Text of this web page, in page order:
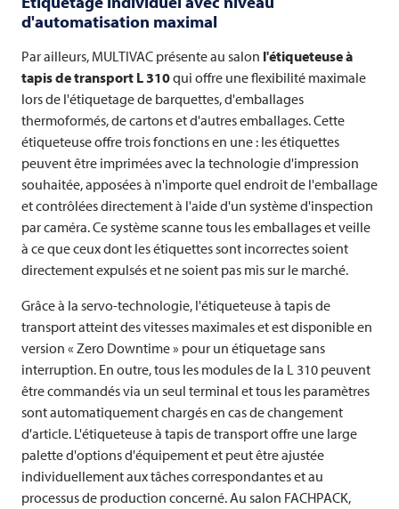
d'automatisation maximal
Par ailleurs, MULTIVAC présente au salon l'étiqueteuse à
tapis de transport L 310qui offre une flexibilité maximale
lors de l'étiquetage de barquettes, d'emballages
thermoformés, de cartons et d'autres emballages. Cette
étiqueteuse offre trois fonctions en une : les étiquettes
peuvent être imprimées avec la technologie d'impression
souhaitée, apposées à n'importe quel endroit de l'emballage
et contrôlées directement à l'aide d'un système d'inspection
par caméra. Ce système scanne tous les emballages et veille
à ce que ceux dont les étiquettes sont incorrectes soient
directement expulsés et ne soient pas mis sur le marché.
Grâce à la servo-technologie, l'étiqueteuse à tapis de
transport atteint des vitesses maximales et est disponible en
version « Zero Downtime » pour un étiquetage sans
interruption. En outre, tous les modules de la L 310 peuvent
être commandés via un seul terminal et tous les paramètres
sont automatiquement chargés en cas de changement
d'article. L'étiqueteuse à tapis de transport offre une large
palette d'options d'équipement et peut être ajustée
individuellement aux tâches correspondantes et au
processus de production concerné. Au salon FACHPACK,